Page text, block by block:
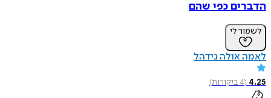
הדברים כפי שהם
לשמור לי
לאמה אולה נידהל
4.25
(
4ביקורות)